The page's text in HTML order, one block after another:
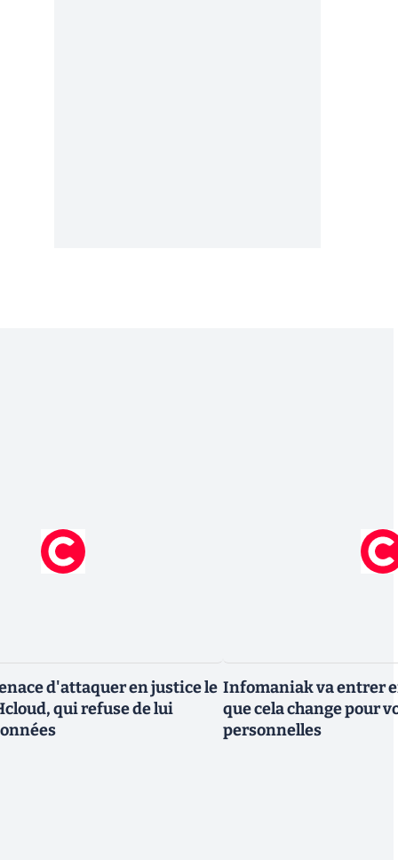
d'attaquer en justice le
qui refuse de lui
Infomaniak va entrer
que cela change pour
personnelles